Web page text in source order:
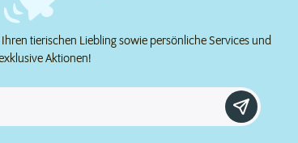
tierischen Liebling sowie persönliche Services und
Aktionen!